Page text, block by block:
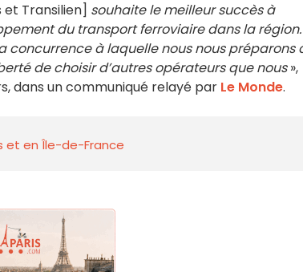
et Transilien] souhaite le meilleur succès à
du transport ferroviaire dans la région.
concurrence à laquelle nous nous préparons
de choisir d’autres opérateurs que nous»,
dans un communiqué relayé par Le Monde.
et en Île-de-France